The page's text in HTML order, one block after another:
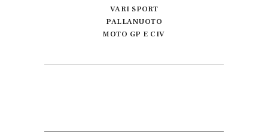
VARI SPORT
PALLANUOTO
MOTO GP E CIV